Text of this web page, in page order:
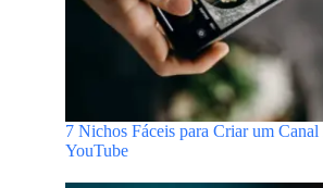
7 Nichos Fáceis para Criar um
YouTube